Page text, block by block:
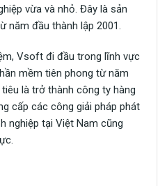
vừa và nhỏ. Đây là sản
năm đầu thành lập 2001.
Vsoft đi đầu trong lĩnh vực
mềm tiên phong từ năm
là trở thành công ty hàng
cấp các công giải pháp phát
nghiệp tại Việt Nam cũng